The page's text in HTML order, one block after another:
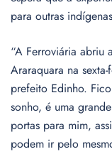
para outras
“A Ferroviária abriu
Araraquara na
prefeito Edinho.
sonho, é uma
portas para mim,
podem ir pelo